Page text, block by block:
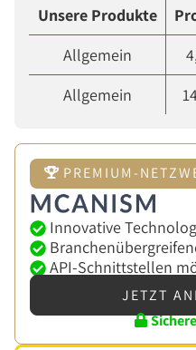
Unsere Produkte
Allgemein
Allgemein
PREMIUM-
Innovative
API-Schnittstellen
JETZT